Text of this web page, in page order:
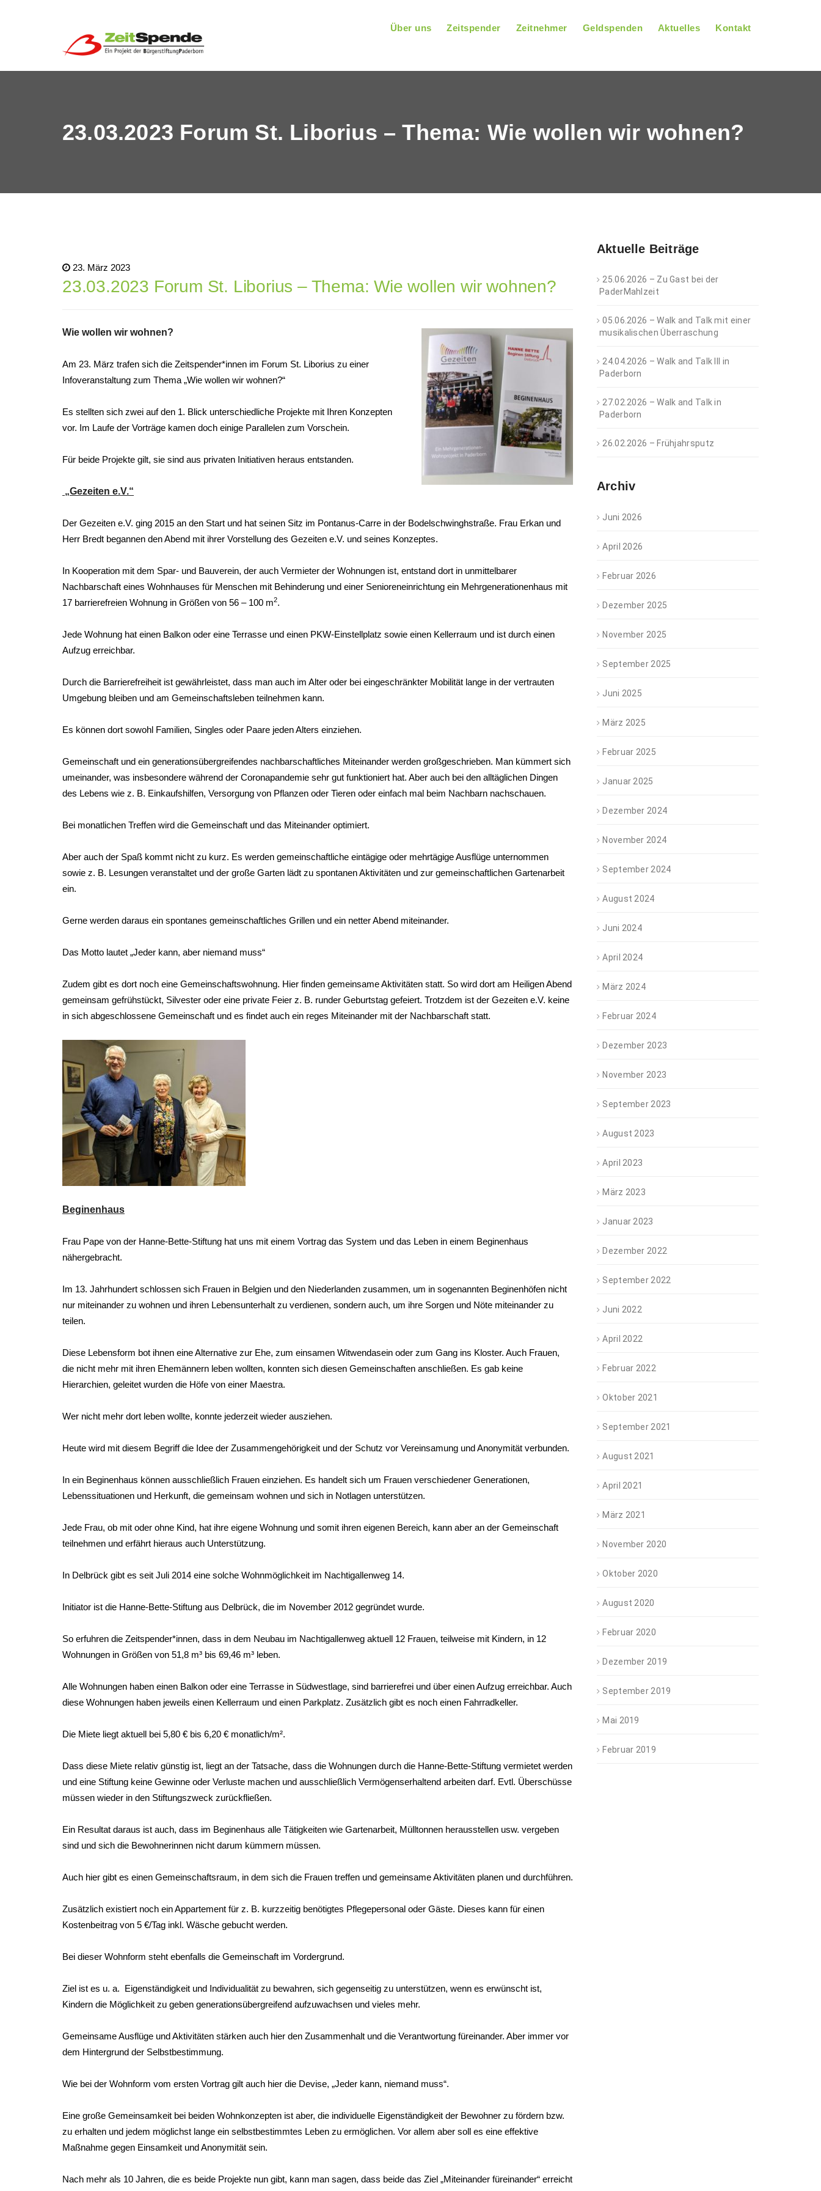
Über uns Zeitspender Zeitnehmer Geldspenden Aktuelles Kontakt
23.03.2023 Forum St. Liborius – Thema: Wie wollen wir wohnen?
23. März 2023
23.03.2023 Forum St. Liborius – Thema: Wie wollen wir wohnen?
Wie wollen wir wohnen?
Am 23. März trafen sich die Zeitspender*innen im Forum St. Liborius zu einer
Infoveranstaltung zum Thema „Wie wollen wir wohnen?“
Es stellten sich zwei auf den 1. Blick unterschiedliche Projekte mit Ihren Konzepten
vor. Im Laufe der Vorträge kamen doch einige Parallelen zum Vorschein.
Für beide Projekte gilt, sie sind aus privaten Initiativen heraus entstanden.
„Gezeiten e.V.“
Der Gezeiten e.V. ging 2015 an den Start und hat seinen Sitz im Pontanus-Carre in der Bodelschwinghstraße. Frau Erkan und
Herr Bredt begannen den Abend mit ihrer Vorstellung des Gezeiten e.V. und seines Konzeptes.
In Kooperation mit dem Spar- und Bauverein, der auch Vermieter der Wohnungen ist, entstand dort in unmittelbarer
Nachbarschaft eines Wohnhauses für Menschen mit Behinderung und einer Senioreneinrichtung ein Mehrgenerationenhaus mit
17 barrierefreien Wohnung in Größen von 56 – 100 m2.
Jede Wohnung hat einen Balkon oder eine Terrasse und einen PKW-Einstellplatz sowie einen Kellerraum und ist durch einen
Aufzug erreichbar.
Durch die Barrierefreiheit ist gewährleistet, dass man auch im Alter oder bei eingeschränkter Mobilität lange in der vertrauten
Umgebung bleiben und am Gemeinschaftsleben teilnehmen kann.
Es können dort sowohl Familien, Singles oder Paare jeden Alters einziehen.
Gemeinschaft und ein generationsübergreifendes nachbarschaftliches Miteinander werden großgeschrieben. Man kümmert sich
umeinander, was insbesondere während der Coronapandemie sehr gut funktioniert hat. Aber auch bei den alltäglichen Dingen
des Lebens wie z. B. Einkaufshilfen, Versorgung von Pflanzen oder Tieren oder einfach mal beim Nachbarn nachschauen.
Bei monatlichen Treffen wird die Gemeinschaft und das Miteinander optimiert.
Aber auch der Spaß kommt nicht zu kurz. Es werden gemeinschaftliche eintägige oder mehrtägige Ausflüge unternommen
sowie z. B. Lesungen veranstaltet und der große Garten lädt zu spontanen Aktivitäten und zur gemeinschaftlichen Gartenarbeit
ein.
Gerne werden daraus ein spontanes gemeinschaftliches Grillen und ein netter Abend miteinander.
Das Motto lautet „Jeder kann, aber niemand muss“
Zudem gibt es dort noch eine Gemeinschaftswohnung. Hier finden gemeinsame Aktivitäten statt. So wird dort am Heiligen Abend
gemeinsam gefrühstückt, Silvester oder eine private Feier z. B. runder Geburtstag gefeiert. Trotzdem ist der Gezeiten e.V. keine
in sich abgeschlossene Gemeinschaft und es findet auch ein reges Miteinander mit der Nachbarschaft statt.
Beginenhaus
Frau Pape von der Hanne-Bette-Stiftung hat uns mit einem Vortrag das System und das Leben in einem Beginenhaus
nähergebracht.
Im 13. Jahrhundert schlossen sich Frauen in Belgien und den Niederlanden zusammen, um in sogenannten Beginenhöfen nicht
nur miteinander zu wohnen und ihren Lebensunterhalt zu verdienen, sondern auch, um ihre Sorgen und Nöte miteinander zu
teilen.
Diese Lebensform bot ihnen eine Alternative zur Ehe, zum einsamen Witwendasein oder zum Gang ins Kloster. Auch Frauen,
die nicht mehr mit ihren Ehemännern leben wollten, konnten sich diesen Gemeinschaften anschließen. Es gab keine
Hierarchien, geleitet wurden die Höfe von einer Maestra.
Wer nicht mehr dort leben wollte, konnte jederzeit wieder ausziehen.
Heute wird mit diesem Begriff die Idee der Zusammengehörigkeit und der Schutz vor Vereinsamung und Anonymität verbunden.
In ein Beginenhaus können ausschließlich Frauen einziehen. Es handelt sich um Frauen verschiedener Generationen,
Lebenssituationen und Herkunft, die gemeinsam wohnen und sich in Notlagen unterstützen.
Jede Frau, ob mit oder ohne Kind, hat ihre eigene Wohnung und somit ihren eigenen Bereich, kann aber an der Gemeinschaft
teilnehmen und erfährt hieraus auch Unterstützung.
In Delbrück gibt es seit Juli 2014 eine solche Wohnmöglichkeit im Nachtigallenweg 14.
Initiator ist die Hanne-Bette-Stiftung aus Delbrück, die im November 2012 gegründet wurde.
So erfuhren die Zeitspender*innen, dass in dem Neubau im Nachtigallenweg aktuell 12 Frauen, teilweise mit Kindern, in 12
Wohnungen in Größen von 51,8 m³ bis 69,46 m³ leben.
Alle Wohnungen haben einen Balkon oder eine Terrasse in Südwestlage, sind barrierefrei und über einen Aufzug erreichbar. Auch
diese Wohnungen haben jeweils einen Kellerraum und einen Parkplatz. Zusätzlich gibt es noch einen Fahrradkeller.
Die Miete liegt aktuell bei 5,80 € bis 6,20 € monatlich/m².
Dass diese Miete relativ günstig ist, liegt an der Tatsache, dass die Wohnungen durch die Hanne-Bette-Stiftung vermietet werden
und eine Stiftung keine Gewinne oder Verluste machen und ausschließlich Vermögenserhaltend arbeiten darf. Evtl. Überschüsse
müssen wieder in den Stiftungszweck zurückfließen.
Ein Resultat daraus ist auch, dass im Beginenhaus alle Tätigkeiten wie Gartenarbeit, Mülltonnen herausstellen usw. vergeben
sind und sich die Bewohnerinnen nicht darum kümmern müssen.
Auch hier gibt es einen Gemeinschaftsraum, in dem sich die Frauen treffen und gemeinsame Aktivitäten planen und durchführen.
Zusätzlich existiert noch ein Appartement für z. B. kurzzeitig benötigtes Pflegepersonal oder Gäste. Dieses kann für einen
Kostenbeitrag von 5 €/Tag inkl. Wäsche gebucht werden.
Bei dieser Wohnform steht ebenfalls die Gemeinschaft im Vordergrund.
Ziel ist es u. a. Eigenständigkeit und Individualität zu bewahren, sich gegenseitig zu unterstützen, wenn es erwünscht ist,
Kindern die Möglichkeit zu geben generationsübergreifend aufzuwachsen und vieles mehr.
Gemeinsame Ausflüge und Aktivitäten stärken auch hier den Zusammenhalt und die Verantwortung füreinander. Aber immer vor
dem Hintergrund der Selbstbestimmung.
Wie bei der Wohnform vom ersten Vortrag gilt auch hier die Devise, „Jeder kann, niemand muss“.
Eine große Gemeinsamkeit bei beiden Wohnkonzepten ist aber, die individuelle Eigenständigkeit der Bewohner zu fördern bzw.
zu erhalten und jedem möglichst lange ein selbstbestimmtes Leben zu ermöglichen. Vor allem aber soll es eine effektive
Maßnahme gegen Einsamkeit und Anonymität sein.
Nach mehr als 10 Jahren, die es beide Projekte nun gibt, kann man sagen, dass beide das Ziel „Miteinander füreinander“ erreicht
Aktuelle Beiträge
25.06.2026 – Zu Gast bei der
PaderMahlzeit
05.06.2026 – Walk and Talk mit einer
musikalischen Überraschung
24.04.2026 – Walk and Talk III in
Paderborn
27.02.2026 – Walk and Talk in
Paderborn
26.02.2026 – Frühjahrsputz
Archiv
Juni 2026
April 2026
Februar 2026
Dezember 2025
November 2025
September 2025
Juni 2025
März 2025
Februar 2025
Januar 2025
Dezember 2024
November 2024
September 2024
August 2024
Juni 2024
April 2024
März 2024
Februar 2024
Dezember 2023
November 2023
September 2023
August 2023
April 2023
März 2023
Januar 2023
Dezember 2022
September 2022
Juni 2022
April 2022
Februar 2022
Oktober 2021
September 2021
August 2021
April 2021
März 2021
November 2020
Oktober 2020
August 2020
Februar 2020
Dezember 2019
September 2019
Mai 2019
Februar 2019